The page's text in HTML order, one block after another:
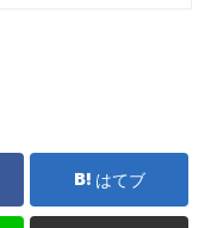
はてブ